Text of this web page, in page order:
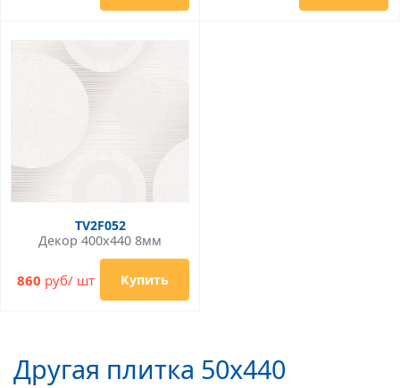
TV2F052
Декор 400x440 8мм
860 руб/ шт Купить
Другая плитка 50x440